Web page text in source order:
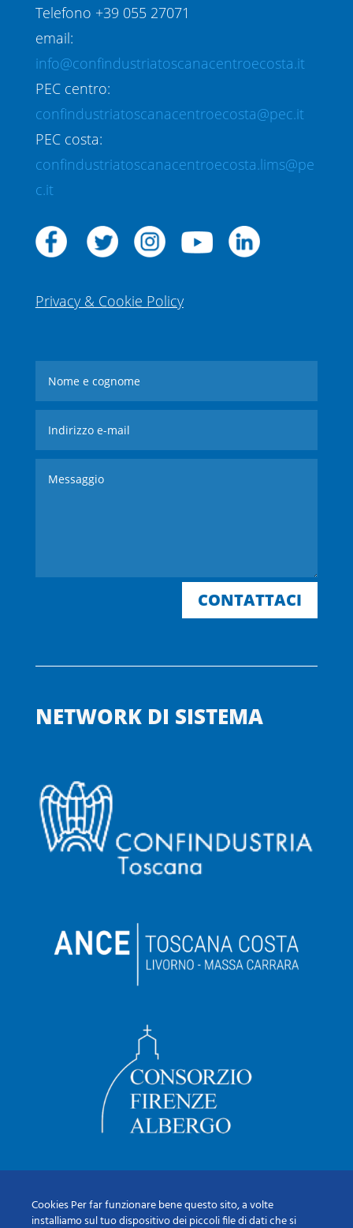
Telefono +39 055 27071
email:
info@confindustriatoscanacentroecosta.it
PEC centro:
confindustriatoscanacentroecosta@pec.it
PEC costa:
confindustriatoscanacentroecosta.lims@pe
c.it
Privacy & Cookie Policy
CONTATTACI
NETWORK DI SISTEMA
Cookies Per far funzionare bene questo sito, a volte
installiamo sul tuo dispositivo dei piccoli file di dati che si